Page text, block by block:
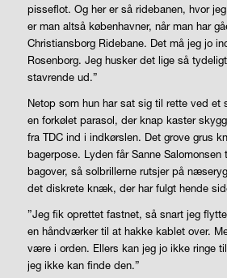
pisseflot. Og her er så ridebanen, hvor
er man altså københavner, når man har
Christiansborg Ridebane. Det må jeg jo
Rosenborg. Jeg husker det lige så
stavrende ud.”
Netop som hun har sat sig til rette ved et
en forkølet parasol, der knap kaster
fra TDC ind i indkørslen. Det grove grus
bagerpose. Lyden får Sanne
bagover, så solbrillerne rutsjer på
det diskrete knæk, der har fulgt hende
”Jeg fik oprettet fastnet, så snart jeg
en håndværker til at hakke kablet over.
være i orden. Ellers kan jeg jo ikke ringe
jeg ikke kan finde den.”